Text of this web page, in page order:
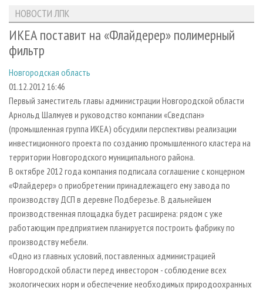
ЛЕСОЗАГОТОВКА
ЛЕСОПИЛЕНИЕ
СУШКА ДРЕВЕСИНЫ
ПРОИЗВОДСТВО ДРЕВЕСНЫХ ПЛИТ
ДЕРЕВЯННОЕ ДОМОСТРОЕНИЕ
ПРОИЗВОДСТВО МЕБЕЛИ
БИОЭНЕРГЕТИКА
ЦБП
ИНСТРУМЕНТ И МАТЕРИАЛЫ
НОВОСТИ ЛПК
НОВОСТИ ЖУРНАЛА
ПРОЕКТЫ ЛПИ
АНАЛИТИКА
ПРЕДПРИЯТИЯ ЛПК
ПЕРСОНЫ
МОБИЛЬНЫЕ ВЫСТАВКИ
ОФИЦИАЛЬНЫЕ ДЕЛЕГАЦИИ
ПРИОРИТЕТНЫЕ ИНВЕСТПРОЕКТЫ
RUSSIAN FORESTRY REVIEW
ГАЗЕТА ЛЕСПРОМФОРУМ
БИБЛИОТЕКА СПЕЦИАЛИСТА
АРХИВ
АРХИВ ЖУРНАЛОВ
О ЖУРНАЛЕ
ПОДПИСКА
КОНТАКТЫ
РЕКЛАМОДАТЕЛЯМ
РЕКЛАМА
РЕКЛАМА НА САЙТЕ
НОВОСТИ ЛПК
ИКЕА поставит на «Флайдерер» полимерный
фильтр
Новгородская область
01.12.2012 16:46
Первый заместитель главы администрации Новгородской области
Арнольд Шалмуев и руководство компании «Сведспан»
(промышленная группа ИКЕА) обсудили перспективы реализации
инвестиционного проекта по созданию промышленного кластера на
территории Новгородского муниципального района.
В октябре 2012 года компания подписала соглашение с концерном
«Флайдерер» о приобретении принадлежащего ему завода по
производству ДСП в деревне Подберезье. В дальнейшем
производственная площадка будет расширена: рядом с уже
работающим предприятием планируется построить фабрику по
производству мебели.
«Одно из главных условий, поставленных администрацией
Новгородской области перед инвестором - соблюдение всех
экологических норм и обеспечение необходимых природоохранных